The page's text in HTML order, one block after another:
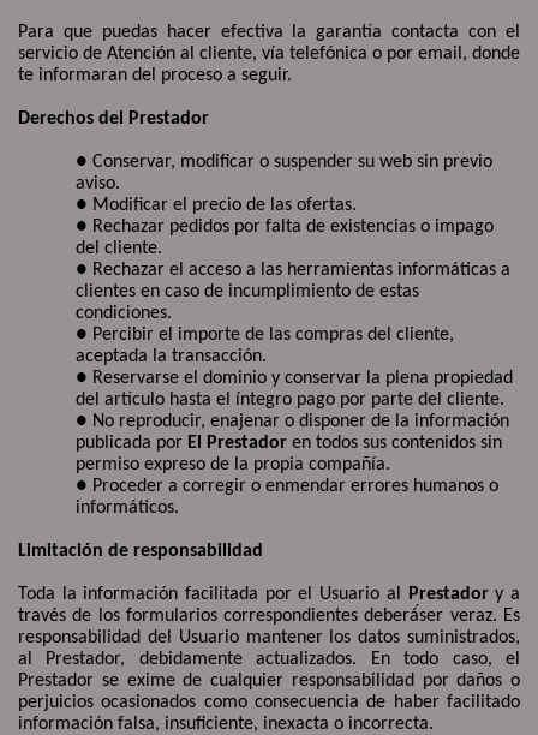
Para que puedas hacer efectiva la garantía contacta con el
servicio de Atención al cliente, vía telefónica o por email, donde
te informaran del proceso a seguir.
Derechos del Prestador
● Conservar, modificar o suspender su web sin previo
aviso.
● Modificar el precio de las ofertas.
● Rechazar pedidos por falta de existencias o impago
del cliente.
● Rechazar el acceso a las herramientas informáticas a
clientes en caso de incumplimiento de estas
condiciones.
● Percibir el importe de las compras del cliente,
aceptada la transacción.
● Reservarse el dominio y conservar la plena propiedad
del artículo hasta el íntegro pago por parte del cliente.
● No reproducir, enajenar o disponer de la información
publicada por El Prestador en todos sus contenidos sin
permiso expreso de la propia compañía.
● Proceder a corregir o enmendar errores humanos o
informáticos.
Limitación de responsabilidad
Toda la información facilitada por el Usuario al Prestadory a
través de los formularios correspondientes deberáser veraz. Es
responsabilidad del Usuario mantener los datos suministrados,
al Prestador, debidamente actualizados. En todo caso, el
Prestador se exime de cualquier responsabilidad por daños o
perjuicios ocasionados como consecuencia de haber facilitado
información falsa, insuficiente, inexacta o incorrecta.